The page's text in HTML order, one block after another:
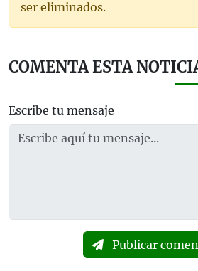
ser eliminados.
COMENTA ESTA
Escribe tu mensaje
Publicar